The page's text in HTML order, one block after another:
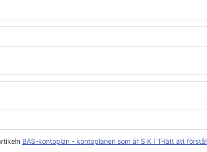
BAS-kontoplan - kontoplanen som är S K I T-lätt att förstå!